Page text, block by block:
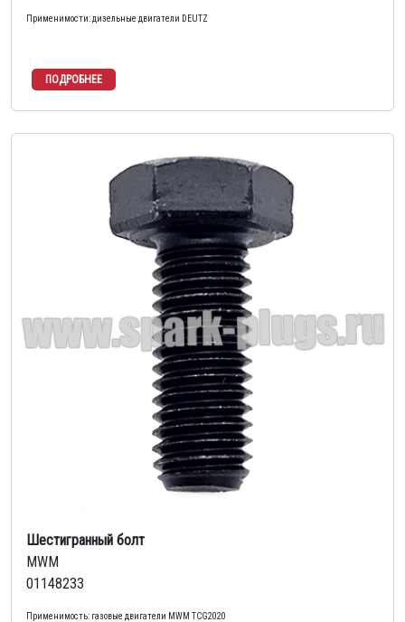
Применимости: дизельные двигатели DEUTZ
Шестигранный болт
MWM
01148233
Применимость: газовые двигатели MWM TCG2020